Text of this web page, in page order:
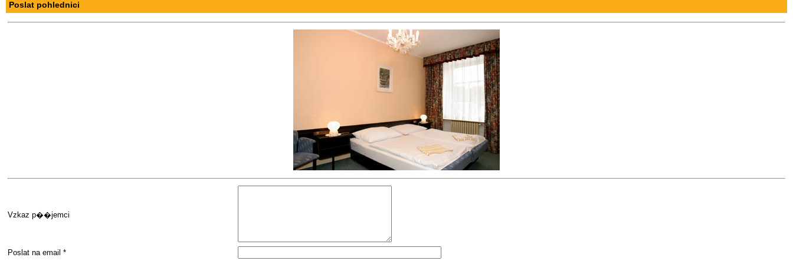
Poslat pohlednici
Vzkaz p��jemci
Poslat na email *